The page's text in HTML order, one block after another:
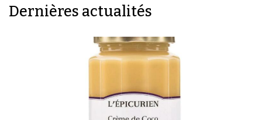
Dernières actualités